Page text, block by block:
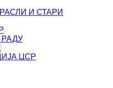
И СТАРИ
ЦСР